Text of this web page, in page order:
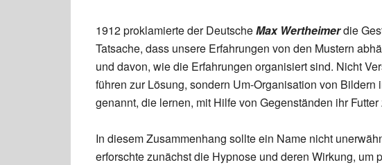
1912 proklamierte der DeutscheMax Wertheimerdie
Tatsache, dass unsere Erfahrungen von den Mustern
und davon, wie die Erfahrungen organisiert sind. Nicht
führen zur Lösung, sondern Um-Organisation von
genannt, die lernen, mit Hilfe von Gegenständen ihr
In diesem Zusammenhang sollte ein Name nicht
erforschte zunächst die Hypnose und deren Wirkung, um